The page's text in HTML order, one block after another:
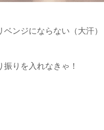
ンジにならない（大汗）
振りを入れなきゃ！